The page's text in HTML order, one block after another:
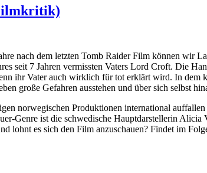
nach dem letzten Tomb Raider Film können
seit 7 Jahren vermissten Vaters Lord Croft. Die
ihr Vater auch wirklich für tot erklärt wird. In
große Gefahren ausstehen und über sich selbst
norwegischen Produktionen international
Genre ist die schwedische Hauptdarstellerin
lohnt es sich den Film anzuschauen? Findet im